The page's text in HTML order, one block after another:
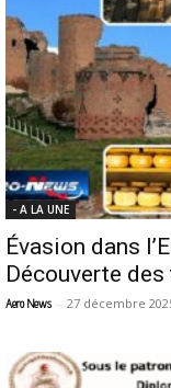
- A LA UNE
Évasion dans
Découverte
Aero News - 27 décembre